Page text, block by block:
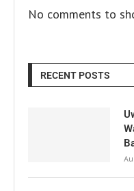
No comments to
RECENT POSTS